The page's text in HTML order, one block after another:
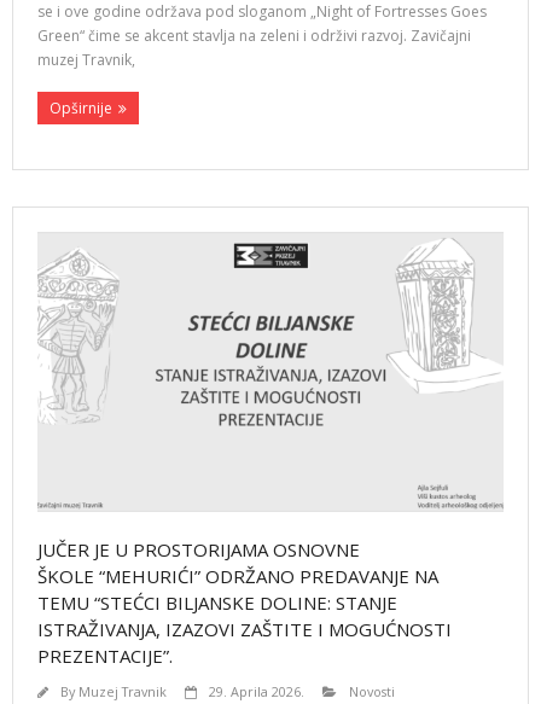
se i ove godine održava pod sloganom „Night of Fortresses Goes
Green“ čime se akcent stavlja na zeleni i održivi razvoj. Zavičajni
muzej Travnik,
Opširnije
JUČER JE U PROSTORIJAMA OSNOVNE
ŠKOLE “MEHURIĆI” ODRŽANO PREDAVANJE NA
TEMU “STEĆCI BILJANSKE DOLINE: STANJE
ISTRAŽIVANJA, IZAZOVI ZAŠTITE I MOGUĆNOSTI
PREZENTACIJE”.
By Muzej Travnik 29. Aprila 2026. Novosti